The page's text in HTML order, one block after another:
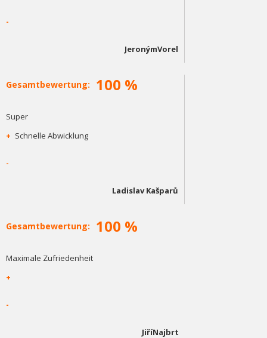
-
JeronýmVorel
Gesamtbewertung: 100 %
Super
+ Schnelle Abwicklung
-
Ladislav Kašparů
Gesamtbewertung: 100 %
Maximale Zufriedenheit
+
-
JiříNajbrt